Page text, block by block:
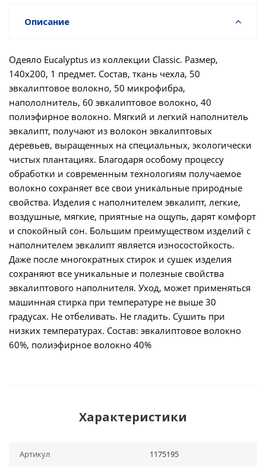
Описание
Одеяло Eucalyptus из коллекции Classic. Размер,
140х200, 1 предмет. Состав, ткань чехла, 50
эвкалиптовое волокно, 50 микрофибра,
напололнитель, 60 эвкалиптовое волокно, 40
полиэфирное волокно. Мягкий и легкий наполнитель
эвкалипт, получают из волокон эвкалиптовых
деревьев, выращенных на специальных, экологически
чистых плантациях. Благодаря особому процессу
обработки и современным технологиям получаемое
волокно сохраняет все свои уникальные природные
свойства. Изделия с наполнителем эвкалипт, легкие,
воздушные, мягкие, приятные на ощупь, дарят комфорт
и спокойный сон. Большим преимуществом изделий с
наполнителем эвкалипт является износостойкость.
Даже после многократных стирок и сушек изделия
сохраняют все уникальные и полезные свойства
эвкалиптового наполнителя. Уход, может применяться
машинная стирка при температуре не выше 30
градусах. Не отбеливать. Не гладить. Сушить при
низких температурах. Состав: эвкалиптовое волокно
60%, полиэфирное волокно 40%
Характеристики
Артикул 1175195